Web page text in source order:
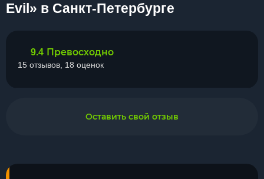
Evil» в Санкт-Петербурге
9.4 Превосходно
15 отзывов, 18 оценок
Оставить свой отзыв